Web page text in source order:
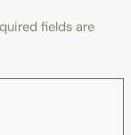
fields are